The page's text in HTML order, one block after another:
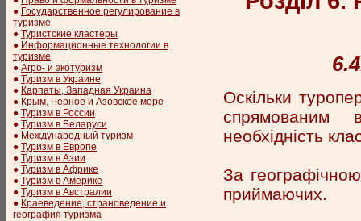
● Государственное регулирование в
туризме
● Туристские кластеры
● Информационные технологии в
туризме
● Агро- и экотуризм
● Туризм в Украине
● Карпаты, Западная Украина
● Крым, Черное и Азовское море
● Туризм в России
● Туризм в Беларуси
● Международный туризм
● Туризм в Европе
● Туризм в Азии
● Туризм в Африке
● Туризм в Америке
● Туризм в Австралии
● Краеведение, страноведение и
география туризма
Оскільки
спрямованим
необхідність
За
приймаючих.